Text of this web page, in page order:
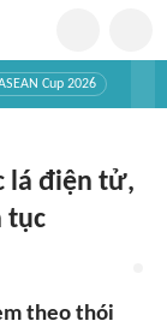
Cup 2026
lá điện tử,
tục
theo thói